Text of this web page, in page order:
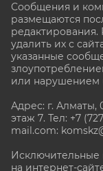
Сообщения и
размещаются
редактирования.
удалить их с
указанные
или нарушением
Адрес: г. Алматы,
этаж 7. Тел: +7
mail.com:
Исключительные
на интернет-